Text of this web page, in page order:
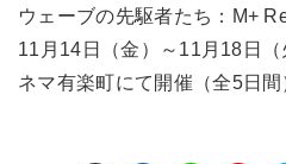
ウェーブの先駆者たち：M+
11月14日（金）～11月18日
ネマ有楽町にて開催（全5日間